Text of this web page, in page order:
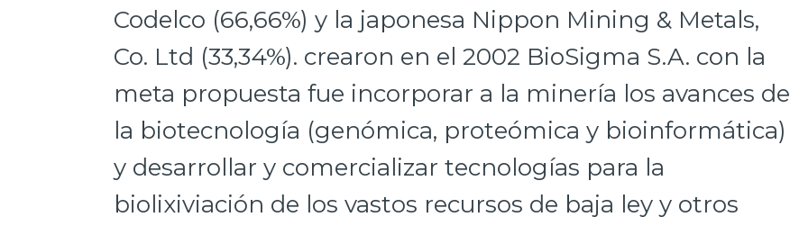
Codelco (66,66%) y la japonesa Nippon Mining & Metals,
Co. Ltd (33,34%). crearon en el 2002 BioSigma S.A. con la
meta propuesta fue incorporar a la minería los avances de
la biotecnología (genómica, proteómica y bioinformática)
y desarrollar y comercializar tecnologías para la
biolixiviación de los vastos recursos de baja ley y otros